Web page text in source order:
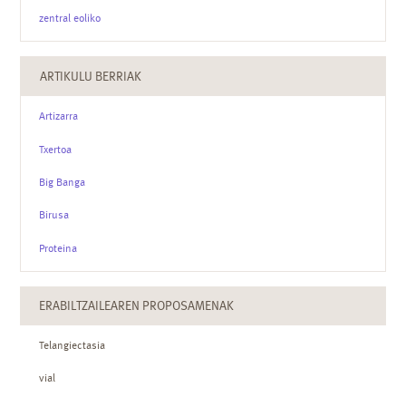
zentral eoliko
ARTIKULU BERRIAK
Artizarra
Txertoa
Big Banga
Birusa
Proteina
ERABILTZAILEAREN PROPOSAMENAK
Telangiectasia
vial